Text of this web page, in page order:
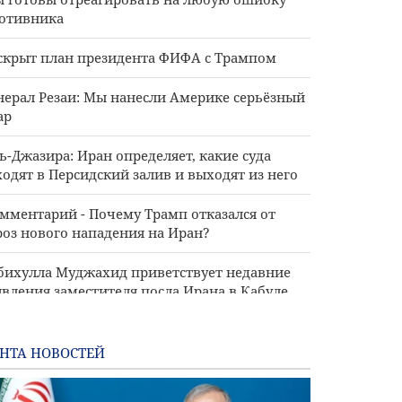
план президента ФИФА с Трампом
Резаи: Мы нанесли Америке серьёзный
Джазира: Иран определяет, какие суда
в Персидский залив и выходят из него
- Почему Трамп отказался от
нового нападения на Иран?
Муджахид приветствует недавние
заместителя посла Ирана в Кабуле
щитом Америки, и вы
НОВОСТЕЙ